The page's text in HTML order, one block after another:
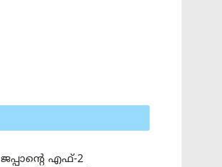
ജപ്പാന്റെ എഫ്-2